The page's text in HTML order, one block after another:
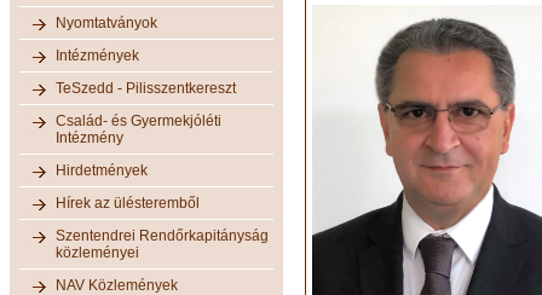
Nyomtatványok
Intézmények
TeSzedd - Pilisszentkereszt
Család- és Gyermekjóléti
Intézmény
Hirdetmények
Hírek az ülésteremből
Szentendrei Rendőrkapitányság
közleményei
NAV Közlemények